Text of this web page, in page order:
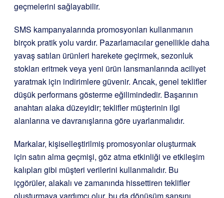
geçmelerini sağlayabilir.
SMS kampanyalarında promosyonları kullanmanın
birçok pratik yolu vardır. Pazarlamacılar genellikle daha
yavaş satılan ürünleri harekete geçirmek, sezonluk
stokları eritmek veya yeni ürün lansmanlarında aciliyet
yaratmak için indirimlere güvenir. Ancak, genel teklifler
düşük performans gösterme eğilimindedir. Başarının
anahtarı alaka düzeyidir; teklifler müşterinin ilgi
alanlarına ve davranışlarına göre uyarlanmalıdır.
Markalar, kişiselleştirilmiş promosyonlar oluşturmak
için satın alma geçmişi, göz atma etkinliği ve etkileşim
kalıpları gibi müşteri verilerini kullanmalıdır. Bu
içgörüler, alakalı ve zamanında hissettiren teklifler